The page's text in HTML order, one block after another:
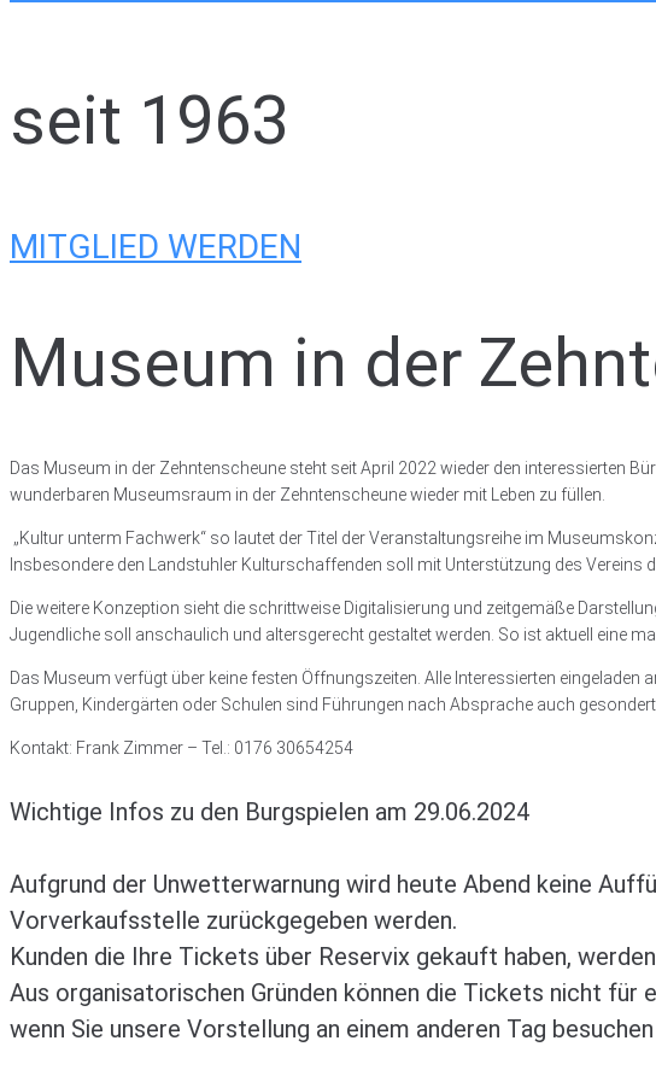
seit 1963
MITGLIED WERDEN
Museum in der
Das Museum in der Zehntenscheune steht seit April 2022 wieder den interessierten
wunderbaren Museumsraum in der Zehntenscheune wieder mit Leben zu füllen.
„Kultur unterm Fachwerk“ so lautet der Titel der Veranstaltungsreihe im
Insbesondere den Landstuhler Kulturschaffenden soll mit Unterstützung des Vereins
Die weitere Konzeption sieht die schrittweise Digitalisierung und zeitgemäße
Jugendliche soll anschaulich und altersgerecht gestaltet werden. So ist aktuell eine
Das Museum verfügt über keine festen Öffnungszeiten. Alle Interessierten
Gruppen, Kindergärten oder Schulen sind Führungen nach Absprache auch
Kontakt: Frank Zimmer – Tel.: 0176 30654254
Wichtige Infos zu den Burgspielen am 29.06.2024
Aufgrund der Unwetterwarnung wird heute Abend keine
Vorverkaufsstelle zurückgegeben werden.
Kunden die Ihre Tickets über Reservix gekauft haben,
Aus organisatorischen Gründen können die Tickets nicht für
wenn Sie unsere Vorstellung an einem anderen Tag